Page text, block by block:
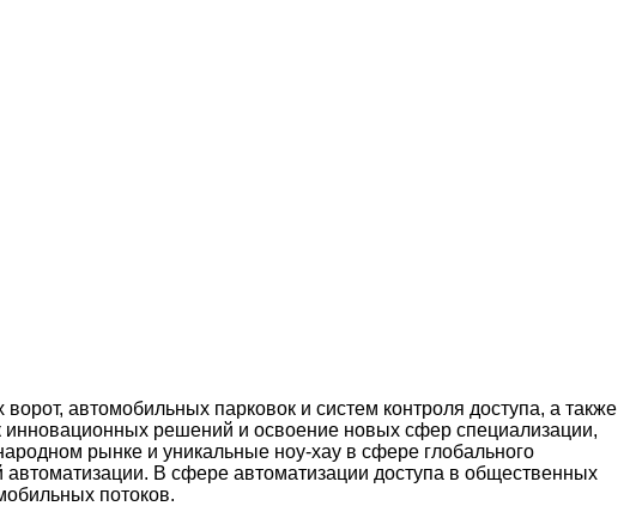
автомобильных парковок и систем контроля доступа, а также
решений и освоение новых сфер специализации,
рынке и уникальные ноу-хау в сфере глобального
В сфере автоматизации доступа в общественных
потоков.